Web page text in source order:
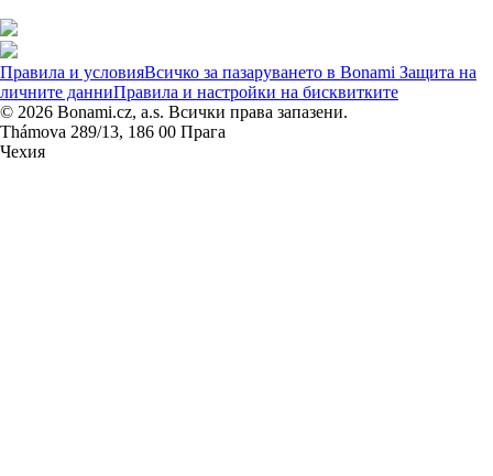
Правила и условияВсичко за пазаруването в Bonami Защита на
личните данниПравила и настройки на бисквитките
© 2026 Bonami.cz, a.s. Всички права запазени.
Thámova 289/13, 186 00 Прага
Чехия